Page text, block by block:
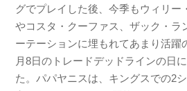
グでプレイした後、今季もウィリー
やコスタ・クーファス、ザック・ラ
ーテーションに埋もれてあまり活躍
月8日のトレードデッドラインの日
た。パパヤニスは、キングスでの2